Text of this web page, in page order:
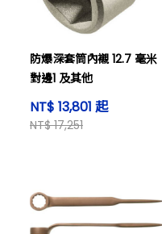
防爆深套筒內襯 12.7 毫米
對邊1 及其他
NT$ 13,801 起
NT$ 17,251